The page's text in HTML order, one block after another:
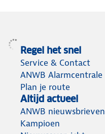
Regel het snel
Service & Contact
ANWB Alarmcentrale
Plan je route
Altijd actueel
ANWB nieuwsbrieven
Kampioen